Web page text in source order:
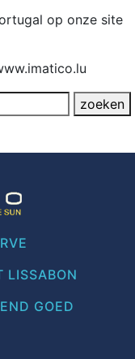
op onze site
LISSABON
GOED